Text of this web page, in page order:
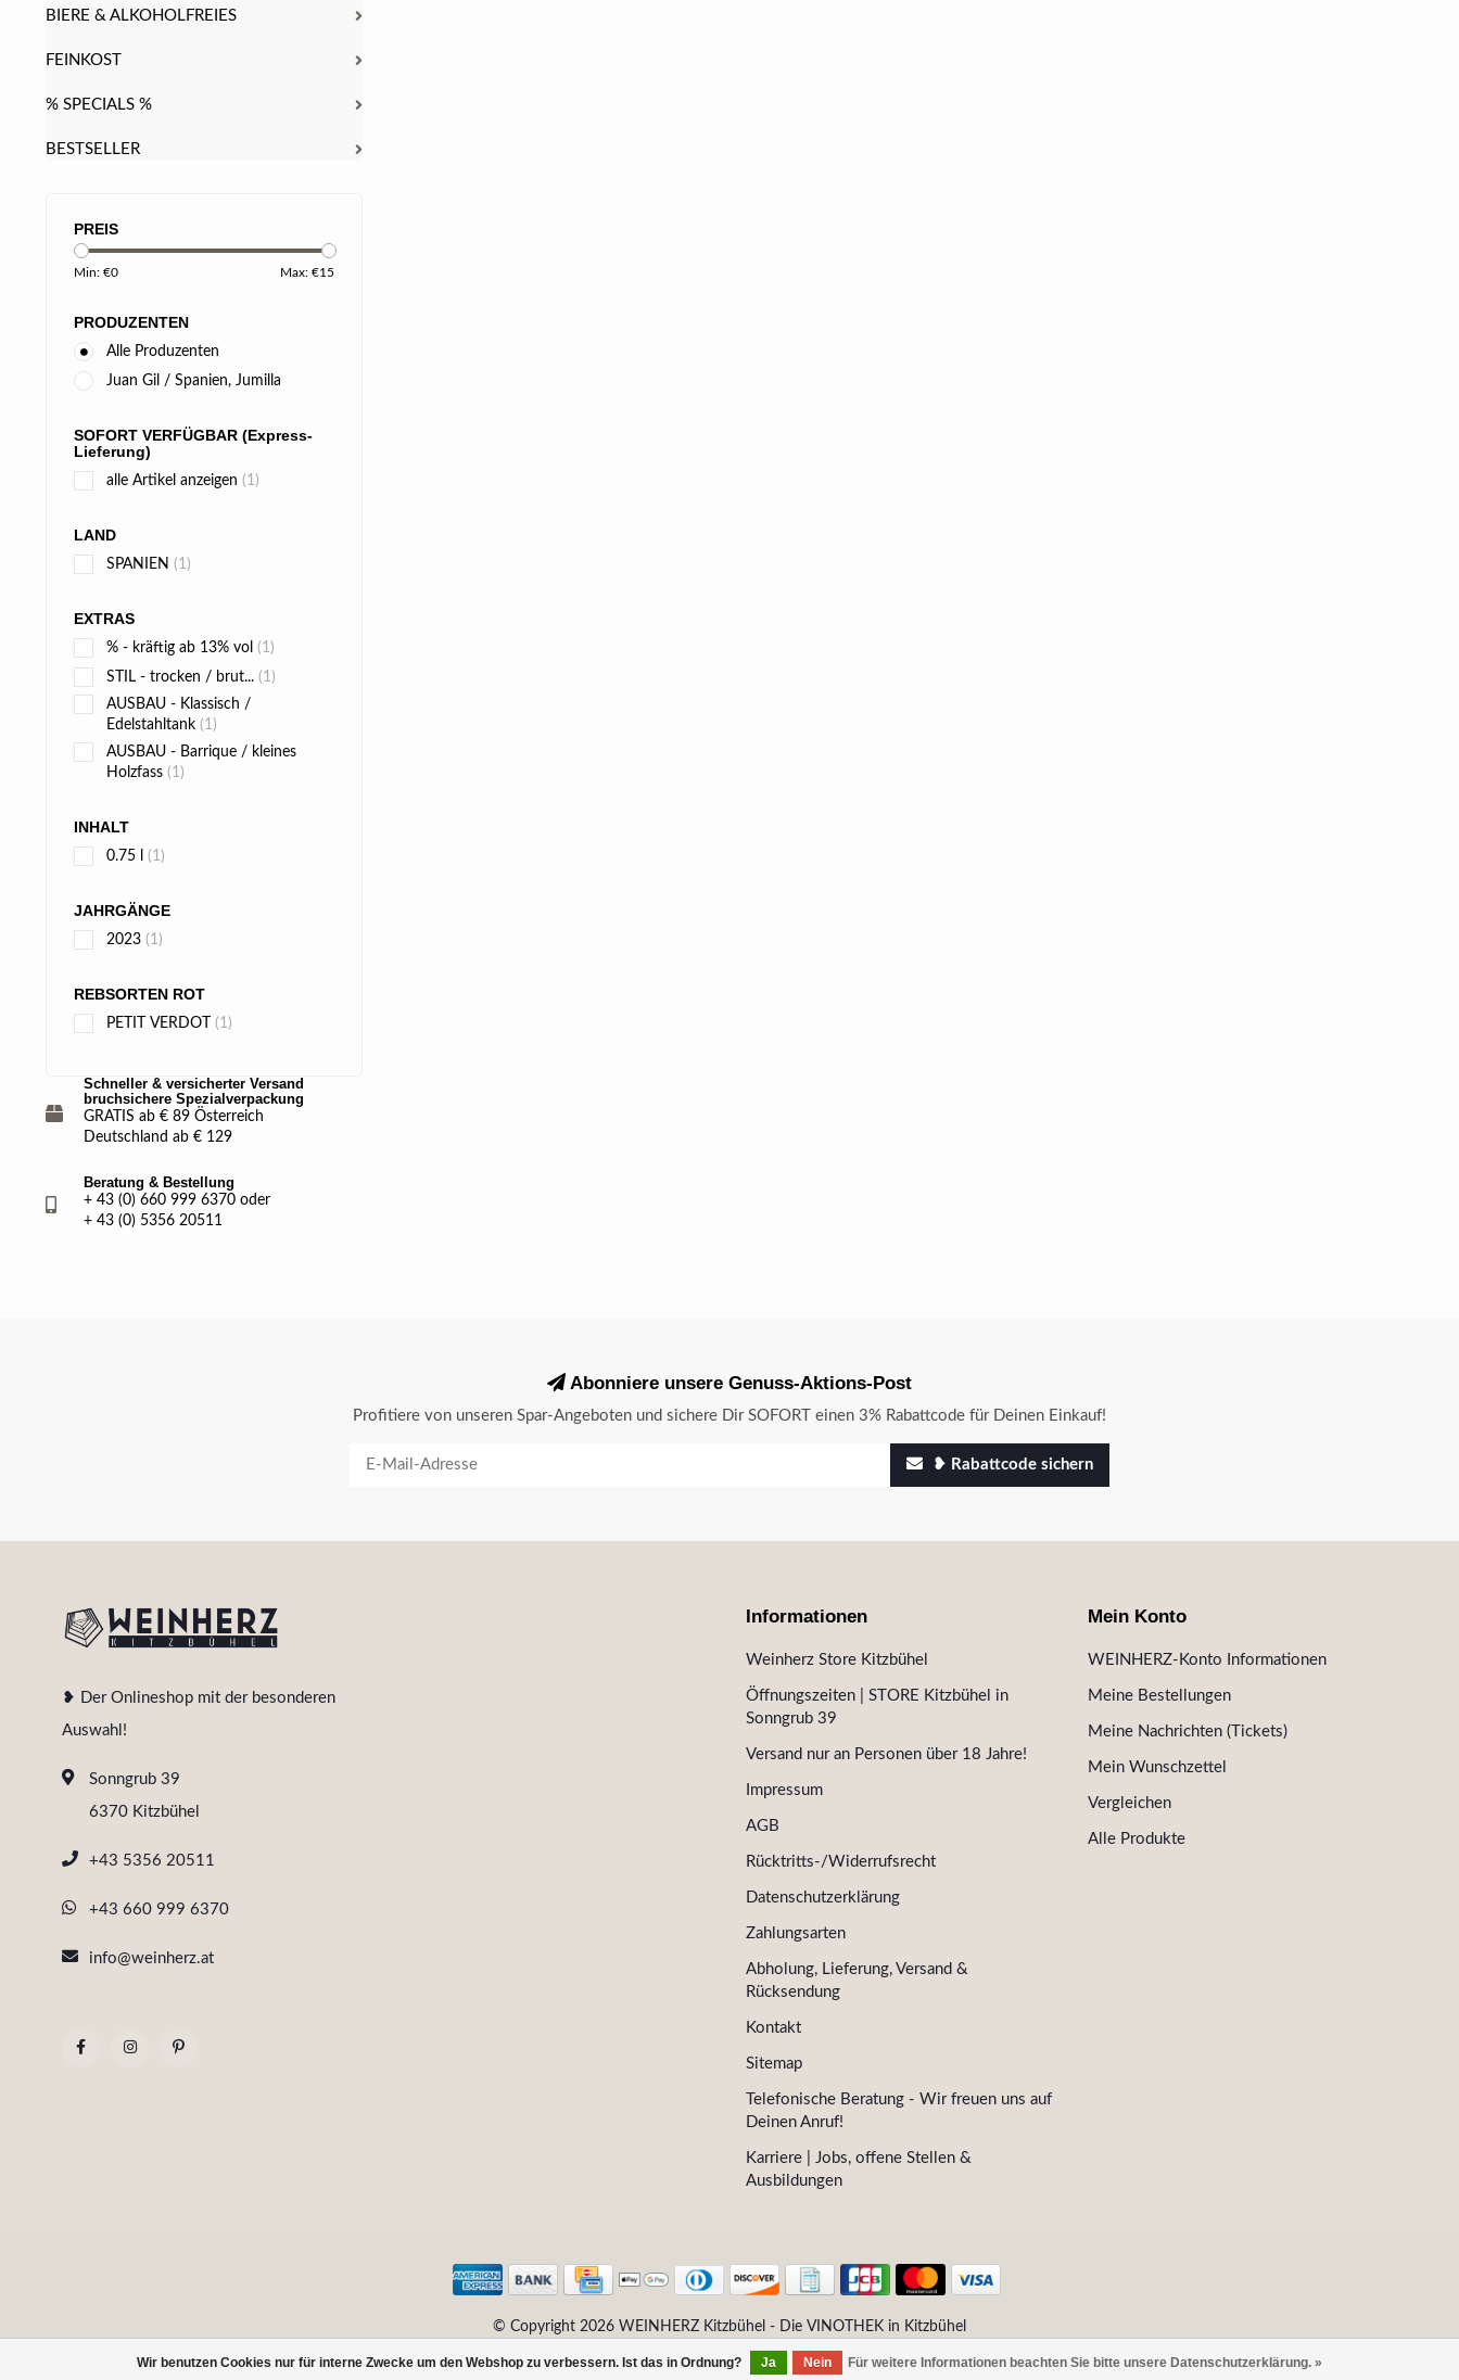
PREIS
Min: €0 Max: €15
PRODUZENTEN
Alle Produzenten
Juan Gil / Spanien, Jumilla
SOFORT VERFÜGBAR (Express-
Lieferung)
alle Artikel anzeigen (1)
LAND
SPANIEN (1)
EXTRAS
% - kräftig ab 13% vol (1)
STIL - trocken / brut... (1)
AUSBAU - Klassisch /
Edelstahltank (1)
AUSBAU - Barrique / kleines
Holzfass (1)
INHALT
0.75 l (1)
JAHRGÄNGE
2023 (1)
REBSORTEN ROT
PETIT VERDOT (1)
BIERE & ALKOHOLFREIES
FEINKOST
% SPECIALS %
BESTSELLER
Schneller & versicherter Versand
bruchsichere Spezialverpackung
GRATIS ab € 89 Österreich
Deutschland ab € 129
Beratung & Bestellung
+ 43 (0) 660 999 6370 oder
+ 43 (0) 5356 20511
Wir benutzen Cookies nur für interne Zwecke um den Webshop zu verbessern. Ist das in Ordnung? Ja Nein Für weitere Informationen beachten Sie bitte unsere Datenschutzerklärung. »
Abonniere unsere Genuss-Aktions-Post
Profitiere von unseren Spar-Angeboten und sichere Dir SOFORT einen 3% Rabattcode für Deinen Einkauf!
❥ Rabattcode sichern
❥ Der Onlineshop mit der besonderen
Auswahl!
Sonngrub 39
6370 Kitzbühel
+43 5356 20511
+43 660 999 6370
info@weinherz.at
Informationen
Weinherz Store Kitzbühel
Öffnungszeiten | STORE Kitzbühel in
Sonngrub 39
Versand nur an Personen über 18 Jahre!
Impressum
AGB
Rücktritts-/Widerrufsrecht
Datenschutzerklärung
Zahlungsarten
Abholung, Lieferung, Versand &
Rücksendung
Kontakt
Sitemap
Telefonische Beratung - Wir freuen uns auf
Deinen Anruf!
Karriere | Jobs, offene Stellen &
Ausbildungen
Mein Konto
WEINHERZ-Konto Informationen
Meine Bestellungen
Meine Nachrichten (Tickets)
Mein Wunschzettel
Vergleichen
Alle Produkte
© Copyright 2026 WEINHERZ Kitzbühel - Die VINOTHEK in Kitzbühel